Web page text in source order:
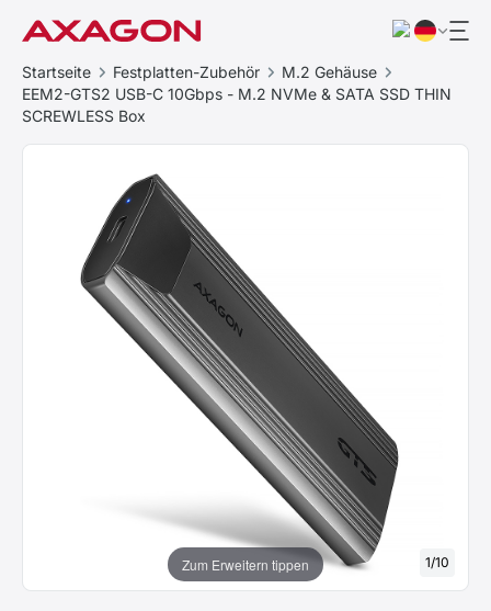
Startseite Festplatten-Zubehör
M.2 Gehäuse
EEM2-GTS2 USB-C 10Gbps - M.2 NVMe & SATA SSD THIN
SCREWLESS Box
Zum Erweitern tippen 1/10